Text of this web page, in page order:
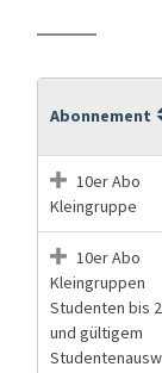
Abonnement
10er Abo
Kleingruppe
10er Abo
Kleingruppen
Studenten bis
und gültigem